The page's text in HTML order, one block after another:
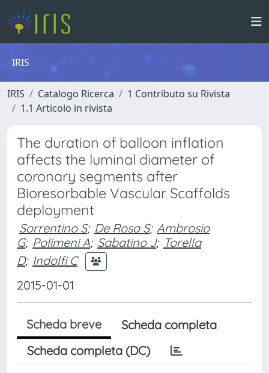
IRIS
IRIS Catalogo Ricerca
1 Contributo su Rivista
1.1 Articolo in rivista
The duration of balloon inflation
affects the luminal diameter of
coronary segments after
Bioresorbable Vascular Scaffolds
deployment
Sorrentino S; De Rosa S; Ambrosio
G; Polimeni A; Sabatino J; Torella
D; Indolfi C
2015-01-01
Scheda breve
Scheda completa
Scheda completa (DC)